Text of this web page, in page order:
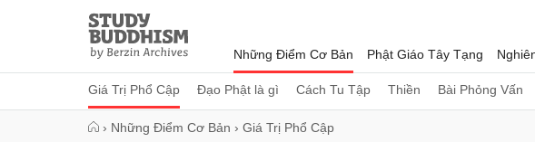
Study
Buddhism
Home
Những Điểm Cơ Bản
Giá Trị Phổ Cập Đạo Phật là gì Cách Tu Tập Thiền Bài Phỏng Vấn
Phật Giáo Tây Tạng
› Những Điểm Cơ Bản › Giá Trị Phổ Cập